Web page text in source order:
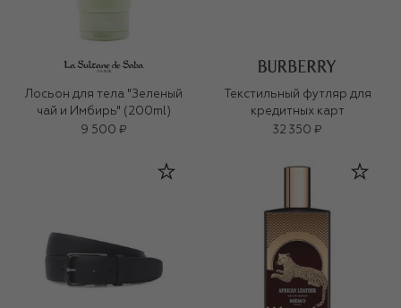
Лосьон для тела "Зеленый
чай и Имбирь" (200ml)
9 500 ₽
Текстильный футляр для
кредитных карт
32 350 ₽